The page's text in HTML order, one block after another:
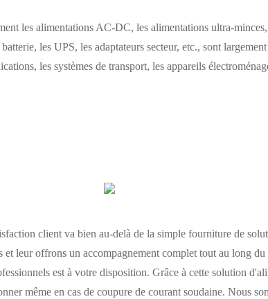
les alimentations AC-DC, les alimentations ultra-
les UPS, les adaptateurs secteur, etc., sont
les systèmes de transport, les appareils
client va bien au-delà de la simple fourniture de
et leur offrons un accompagnement complet tout au long
est à votre disposition. Grâce à cette solution
même en cas de coupure de courant soudaine. Nous